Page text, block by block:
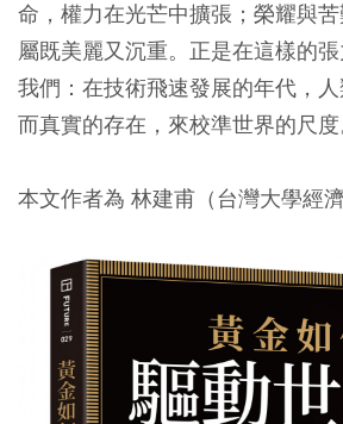
命，權力在光芒中擴張；榮耀與
屬既美麗又沉重。正是在這樣的
我們：在技術飛速發展的年代，
而真實的存在，來校準世界的尺度
本文作者為 林建甫（台灣大學經